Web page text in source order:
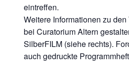
eintreffen.
Weitere Informationen zu
bei Curatorium Altern
SilberFILM (siehe rechts).
auch gedruckte